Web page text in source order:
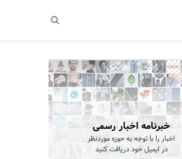
خبرنامه اخبار رسمی
اخبار را با توجه به حوزه موردنظر
در ایمیل خود دریافت کنید